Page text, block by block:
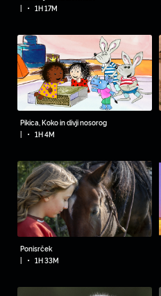
|
• 1H 17M
Pikica, Koko in divji nosorog
|
• 1H 4M
Ponisrček
• 1H 33M